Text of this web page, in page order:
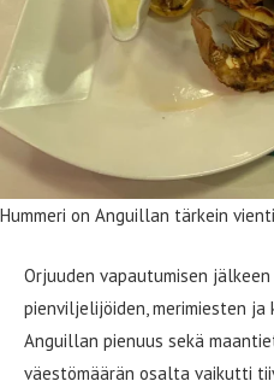
Hummeri on Anguillan tärkein
Orjuuden vapautumisen
pienviljelijöiden, merimiesten
Anguillan pienuus sekä
väestömäärän osalta vaikutti